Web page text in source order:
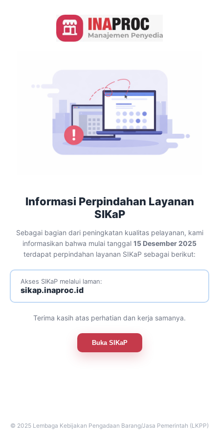
Informasi Perpindahan Layanan
SIKaP
Sebagai bagian dari peningkatan kualitas pelayanan, kami
informasikan bahwa mulai tanggal 15 Desember 2025
terdapat perpindahan layanan SIKaP sebagai berikut:
Akses SIKaP melalui laman:
sikap.inaproc.id
Terima kasih atas perhatian dan kerja samanya.
Buka SIKaP
© 2025 Lembaga Kebijakan Pengadaan Barang/Jasa Pemerintah (LKPP)